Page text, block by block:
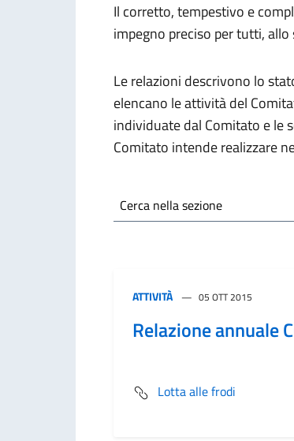
Il corretto, tempestivo e
impegno preciso per tutti,
Le relazioni descrivono lo
elencano le attività del
individuate dal Comitato e le
Comitato intende realizzare
Cerca nella sezione
ATTIVITÀ 05 OTT 2015
Relazione annuale
Lotta alle frodi